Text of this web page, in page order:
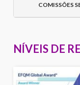
COMISSÕES
NÍVEIS DE